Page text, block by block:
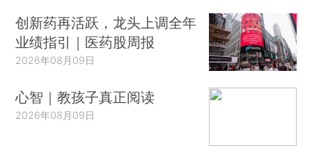
创新药再活跃，龙头上调全年
业绩指引｜医药股周报
2026年08月09日
心智｜教孩子真正阅读
2026年08月09日